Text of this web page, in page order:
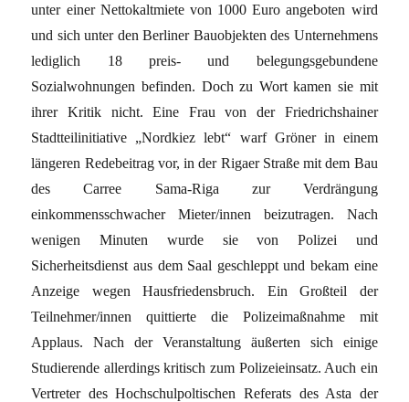
unter einer Nettokaltmiete von 1000 Euro angeboten wird
und sich unter den Berliner Bauobjekten des Unternehmens
lediglich 18 preis- und belegungsgebundene
Sozialwohnungen befinden. Doch zu Wort kamen sie mit
ihrer Kritik nicht. Eine Frau von der Friedrichshainer
Stadtteilinitiative „Nordkiez lebt“ warf Gröner in einem
längeren Redebeitrag vor, in der Rigaer Straße mit dem Bau
des Carree Sama-Riga zur Verdrängung
einkommensschwacher Mieter/innen beizutragen. Nach
wenigen Minuten wurde sie von Polizei und
Sicherheitsdienst aus dem Saal geschleppt und bekam eine
Anzeige wegen Hausfriedensbruch. Ein Großteil der
Teilnehmer/innen quittierte die Polizeimaßnahme mit
Applaus. Nach der Veranstaltung äußerten sich einige
Studierende allerdings kritisch zum Polizeieinsatz. Auch ein
Vertreter des Hochschulpoltischen Referats des Asta der